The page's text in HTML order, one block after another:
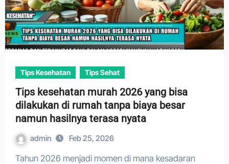
Tips Kesehatan Tips Sehat
Tips kesehatan murah 2026 yang bisa
dilakukan di rumah tanpa biaya besar
namun hasilnya terasa nyata
admin Feb 25, 2026
Tahun 2026 menjadi momen di mana kesadaran